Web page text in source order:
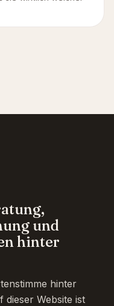
und
hinter
hinter
dieser Website ist